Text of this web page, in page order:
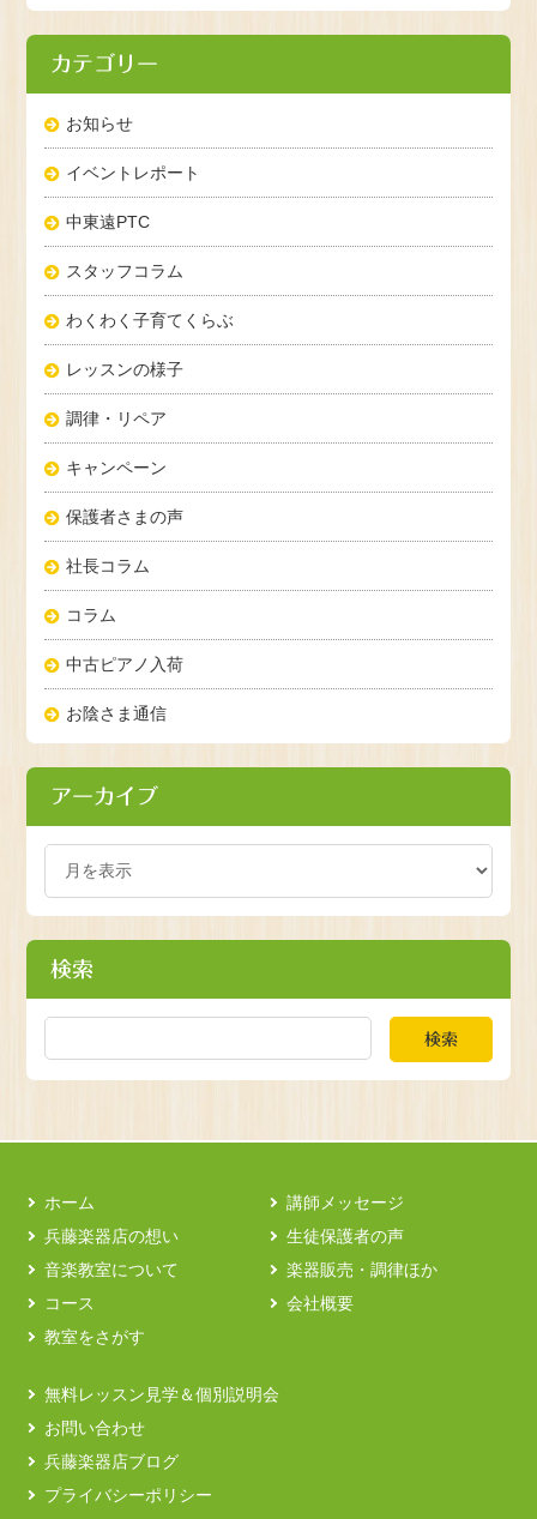
カテゴリー
お知らせ
イベントレポート
中東遠PTC
スタッフコラム
わくわく子育てくらぶ
レッスンの様子
調律・リペア
キャンペーン
保護者さまの声
社長コラム
コラム
中古ピアノ入荷
お陰さま通信
アーカイブ
検索
検索
ホーム
兵藤楽器店の想い
音楽教室について
コース
教室をさがす
講師メッセージ
生徒保護者の声
楽器販売・調律ほか
会社概要
無料レッスン見学＆個別説明会
お問い合わせ
兵藤楽器店ブログ
プライバシーポリシー